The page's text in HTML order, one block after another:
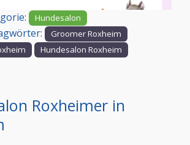
Hundesalon
Groomer Roxheim
Hundesalon Roxheim
Roxheimer in